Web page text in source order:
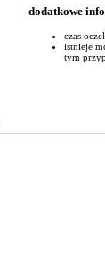
dodatkowe
czas
istnieje
tym